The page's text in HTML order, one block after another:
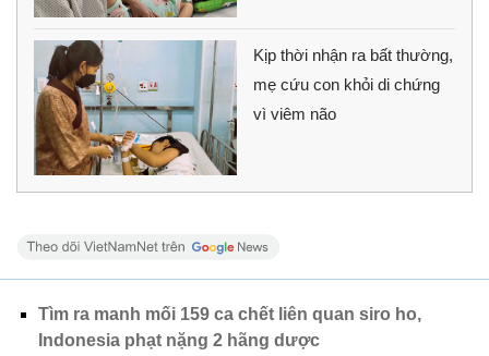
Kịp thời nhận ra bất thường,
mẹ cứu con khỏi di chứng
vì viêm não
Tìm ra manh mối 159 ca chết liên quan siro ho,
Indonesia phạt nặng 2 hãng dược